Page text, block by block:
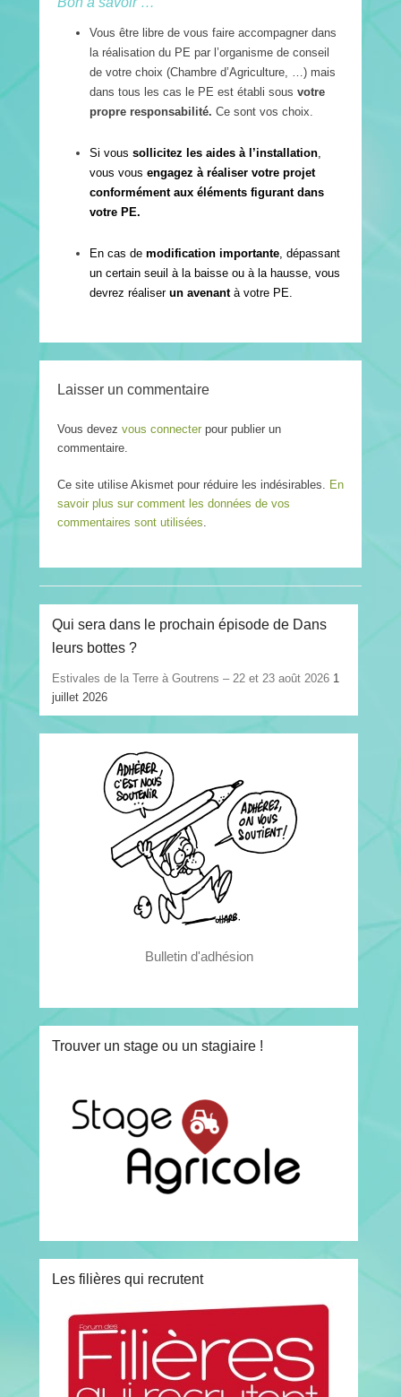
Vous être libre de vous faire accompagner dans
la réalisation du PE par l’organisme de conseil
de votre choix (Chambre d’Agriculture, …) mais
dans tous les cas le PE est établi sous votre
propre responsabilité. Ce sont vos choix.
Si vous sollicitez les aides à l’installation
vous vous engagez à réaliser votre projet
conformément aux éléments figurant dans
votre PE.
En cas de modification importante , dépassant
un certain seuil à la baisse ou à la hausse, vous
devrez réaliser un avenantà votre PE.
Laisser un commentaire
Vous devez vous connecter pour publier un
commentaire.
Ce site utilise Akismet pour réduire les indésirables.
En
savoir plus sur comment les données de vos
commentaires sont utilisées
Qui sera dans le prochain épisode de Dans
leurs bottes ?
Estivales de la Terre à Goutrens – 22 et 23 août 2026 1
juillet 2026
Bulletin d'adhésion
Trouver un stage ou un stagiaire !
Les filières qui recrutent